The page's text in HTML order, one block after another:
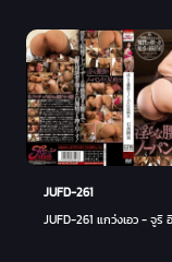
JUFD-261
JUFD-261 แกว่งเอว - จูริ